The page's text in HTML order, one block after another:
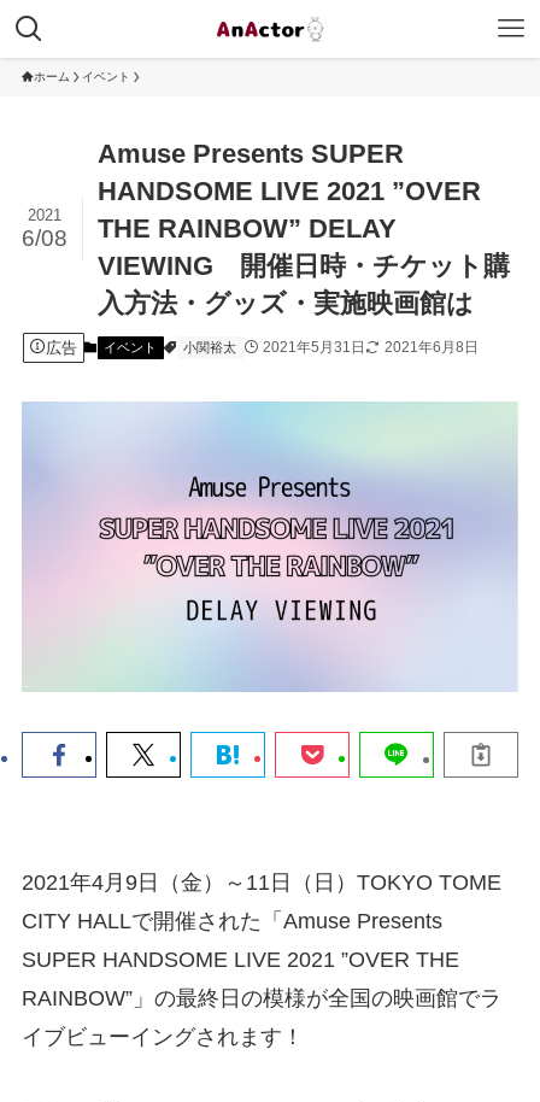
ホーム イベント
Amuse Presents SUPER
HANDSOME LIVE 2021 ”OVER
THE RAINBOW” DELAY
VIEWING 開催日時・チケット購
入方法・グッズ・実施映画館は
2021
6/08
広告 イベント 小関裕太 2021年5月31日 2021年6月8日
2021年4月9日（金）～11日（日）TOKYO TOME
CITY HALLで開催された「Amuse Presents
SUPER HANDSOME LIVE 2021 ”OVER THE
RAINBOW”」の最終日の模様が全国の映画館でラ
イブビューイングされます！